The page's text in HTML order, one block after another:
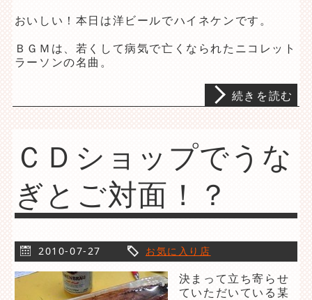
おいしい！本日は洋ビールでハイネケンです。
ＢＧＭは、若くして病気で亡くなられたニコレット
ラーソンの名曲。
続きを読む
ＣＤショップでうな
ぎとご対面！？
2010-07-27 お気に入り店
決まって立ち寄らせ
ていただいている某